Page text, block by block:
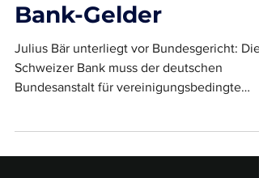
Verschwundene
Bank-Gelder
Julius Bär unterliegt vor Bundesgericht: Die